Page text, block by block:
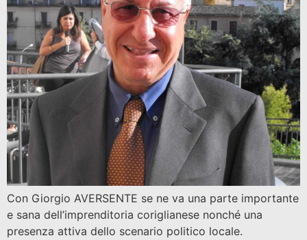
Con Giorgio AVERSENTE se ne va una parte importante
e sana dell’imprenditoria coriglianese nonché una
presenza attiva dello scenario politico locale.